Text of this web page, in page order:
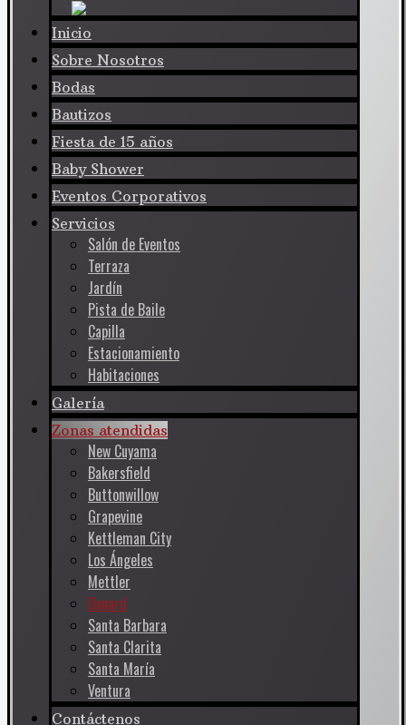
Inicio
Sobre Nosotros
Bodas
Bautizos
Fiesta de 15 años
Baby Shower
Eventos Corporativos
Servicios
Salón de Eventos
Terraza
Jardín
Pista de Baile
Capilla
Estacionamiento
Habitaciones
Galería
Zonas atendidas
New Cuyama
Bakersfield
Buttonwillow
Grapevine
Kettleman City
Los Ángeles
Mettler
Oxnard
Santa Barbara
Santa Clarita
Santa María
Ventura
Contáctenos